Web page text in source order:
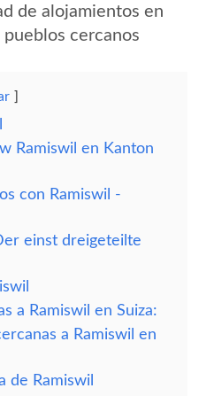
de alojamientos en
cercanos
Ramiswil en Kanton
con Ramiswil -
einst dreigeteilte
a Ramiswil en Suiza:
a Ramiswil en
de Ramiswil